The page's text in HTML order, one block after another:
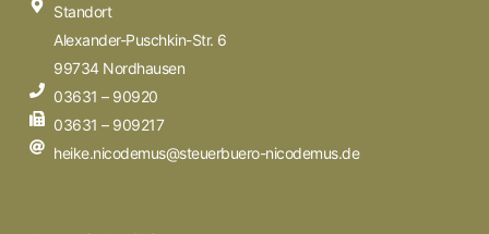
Standort
Alexander-Puschkin-Str. 6
99734 Nordhausen
03631 – 90920
03631 – 909217
heike.nicodemus@steuerbuero-nicodemus.de